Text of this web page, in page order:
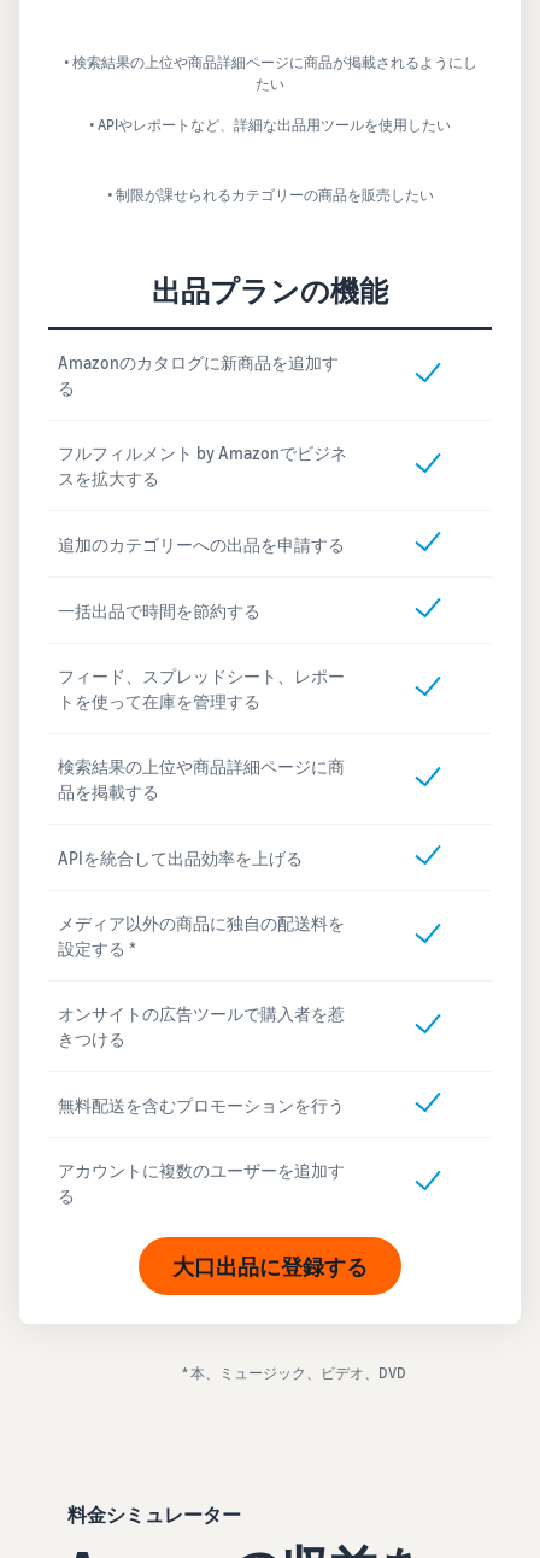
• 検索結果の上位や商品詳細ページに商品が掲載されるようにし
たい
• APIやレポートなど、詳細な出品用ツールを使用したい
• 制限が課せられるカテゴリーの商品を販売したい
出品プランの機能
Amazonのカタログに新商品を追加す
る
フルフィルメント by Amazonでビジネ
スを拡大する
追加のカテゴリーへの出品を申請する
一括出品で時間を節約する
フィード、スプレッドシート、レポー
トを使って在庫を管理する
検索結果の上位や商品詳細ページに商
品を掲載する
APIを統合して出品効率を上げる
メディア以外の商品に独自の配送料を
設定する *
オンサイトの広告ツールで購入者を惹
きつける
無料配送を含むプロモーションを行う
アカウントに複数のユーザーを追加す
る
大口出品に登録する
* 本、ミュージック、ビデオ、DVD
料金シミュレーター